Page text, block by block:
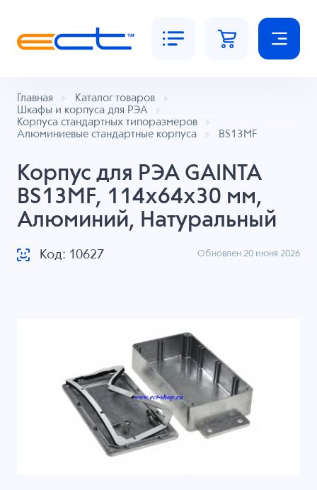
Главная
Каталог товаров
Шкафы и корпуса для РЭА
Корпуса стандартных типоразмеров
Алюминиевые стандартные корпуса
BS13MF
Корпус для РЭА GAINTA
BS13MF, 114x64x30 мм,
Алюминий, Натуральный
Код: 10627 Обновлен 20 июня 2026